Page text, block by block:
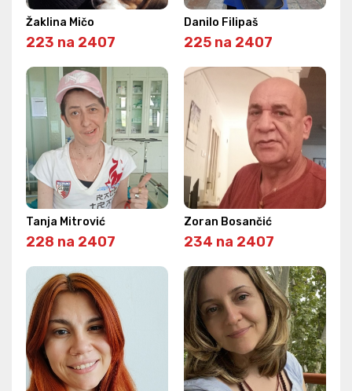
Žaklina Mičo
223 na 2407
Danilo Filipaš
225 na 2407
Tanja Mitrović
228 na 2407
Zoran Bosančić
234 na 2407